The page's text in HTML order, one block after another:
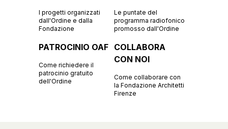
I progetti organizzati
dall'Ordine e dalla
Fondazione
Le puntate del
programma radiofonico
promosso dall'Ordine
PATROCINIO OAF
Come richiedere il
patrocinio gratuito
dell'Ordine
COLLABORA
CON NOI
Come collaborare con
la Fondazione Architetti
Firenze